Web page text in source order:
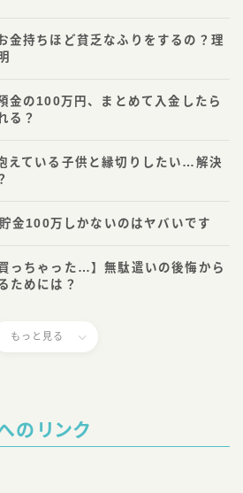
金持ちほど貧乏なふりをするの？理
金の100万円、まとめて入金したら
る？
えている子供と縁切りしたい…解決
金100万しかないのはヤバいです
買っちゃった…】無駄遣いの後悔から
ためには？
もっと見る
のリンク